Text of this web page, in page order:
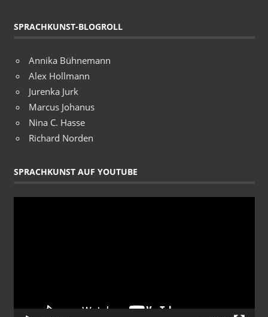
SPRACHKUNST-BLOGROLL
Annika Bühnemann
Alex Hollmann
Jurenka Jurk
Marcus Johanus
Nina C. Hasse
Richard Norden
SPRACHKUNST AUF YOUTUBE